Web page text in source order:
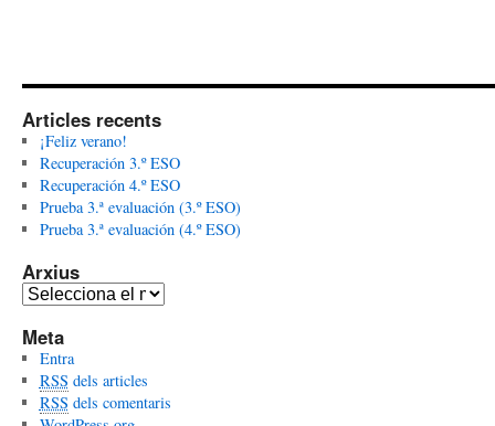
Articles recents
¡Feliz verano!
Recuperación 3.º ESO
Recuperación 4.º ESO
Prueba 3.ª evaluación (3.º ESO)
Prueba 3.ª evaluación (4.º ESO)
Arxius
A
x
i
u
s
Meta
Entra
RSS dels articles
RSS dels comentaris